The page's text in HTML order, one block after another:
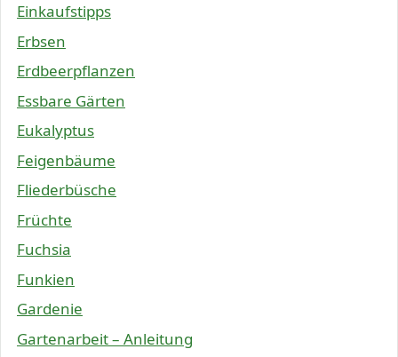
Einkaufstipps
Erbsen
Erdbeerpflanzen
Essbare Gärten
Eukalyptus
Feigenbäume
Fliederbüsche
Früchte
Fuchsia
Funkien
Gardenie
Gartenarbeit – Anleitung